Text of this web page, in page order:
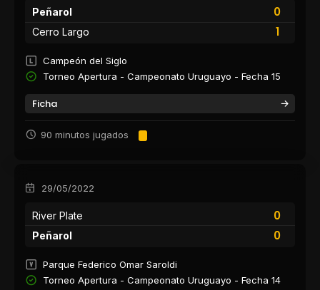
Peñarol
0
1
Cerro Largo
Campeón del Siglo
Torneo Apertura - Campeonato Uruguayo - Fecha 15
Ficha
90 minutos jugados
29/05/2022
River Plate
0
0
Peñarol
Parque Federico Omar Saroldi
Torneo Apertura - Campeonato Uruguayo - Fecha 14